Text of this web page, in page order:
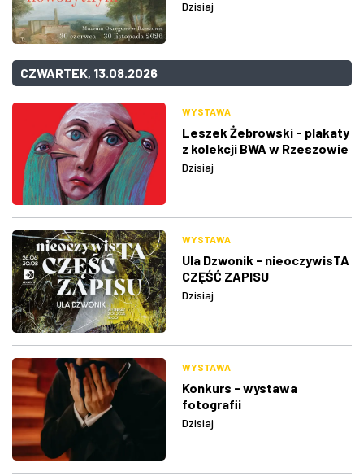
Dzisiaj
CZWARTEK, 13.08.2026
WYSTAWA
Leszek Żebrowski - plakaty
z kolekcji BWA w Rzeszowie
Dzisiaj
WYSTAWA
Ula Dzwonik - nieoczywisTA
CZĘŚĆ ZAPISU
Dzisiaj
WYSTAWA
Konkurs - wystawa
fotografii
Dzisiaj